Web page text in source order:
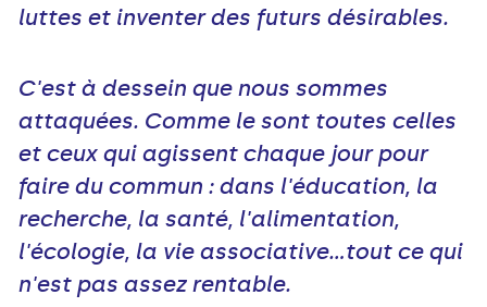
luttes et inventer des futurs désirables.
C'est à dessein que nous sommes
attaquées. Comme le sont toutes celles
et ceux qui agissent chaque jour pour
faire du commun : dans l'éducation, la
recherche, la santé, l'alimentation,
l'écologie, la vie associative...tout ce qui
n'est pas assez rentable.